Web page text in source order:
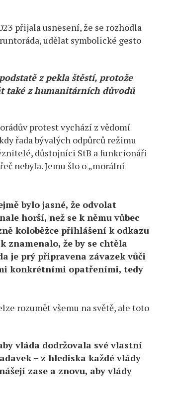
přijala usnesení, že se rozhodla
udělat symbolické gesto
z pekla štěstí, protože
také z humanitárních důvodů
protest vychází z vědomí
řada bývalých odpůrců režimu
důstojníci StB a funkcionáři
nebyla. Jemu šlo o „morální
bylo jasné, že odvolat
horší, než se k němu vůbec
koloběžce přihlášení k odkazu
znamenalo, že by se chtěla
je prý připravena závazek vůči
konkrétními opatřeními, tedy
rozumět všemu na světě, ale toto
vláda dodržovala své vlastní
– z hlediska každé vlády
zase a znovu, aby vlády